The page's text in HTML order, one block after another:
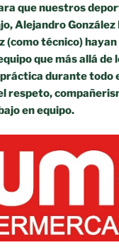
que nuestros
Alejandro González
(como técnico)
que más allá de
durante todo
respeto,
en equipo.